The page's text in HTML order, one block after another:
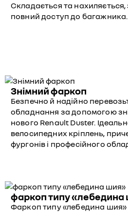
Складається та
повний доступ до багажника.
Знімний фаркоп
Безпечно й надійно
обладнання за допомогою
нового Renault Duster.
велосипедних кріплень,
фургонів і професійного
фаркоп типу
Фаркоп типу «лебедина шия»